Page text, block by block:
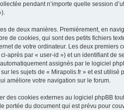
pendant n’importe quelle session
de deux manières. Premièrement, en
de cookies, qui sont des petits fichiers
de votre ordinateur. Les deux premiers
après par « user-id ») et un identifiant de
assignés par le logiciel
les sujets de « Mirapolis.fr » et est utilisé
améliore votre navigation sur le forum.
des cookies externes au logiciel phpBB
portée du document qui est prévu pour